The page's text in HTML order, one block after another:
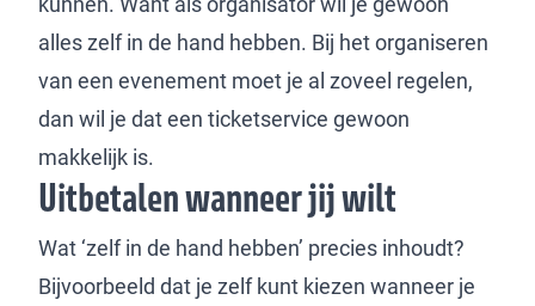
alles zelf in de hand hebben. Bij het organiseren
van een evenement moet je al zoveel regelen,
dan wil je dat een ticketservice gewoon
makkelijk is.
Uitbetalen wanneer jij wilt
Wat ‘zelf in de hand hebben’ precies inhoudt?
Bijvoorbeeld dat je zelf kunt kiezen wanneer je